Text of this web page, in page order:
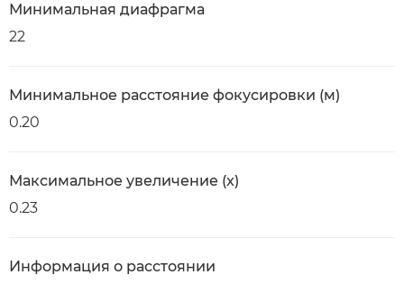
Минимальная диафрагма
22
Минимальное расстояние фокусировки (м)
0.20
Максимальное увеличение (x)
0.23
Информация о расстоянии